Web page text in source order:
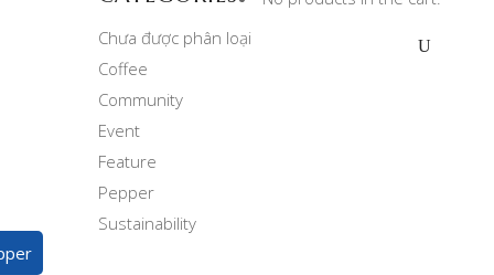
Chưa được phân loại
Coffee
Community
Event
Feature
Pepper
Sustainability